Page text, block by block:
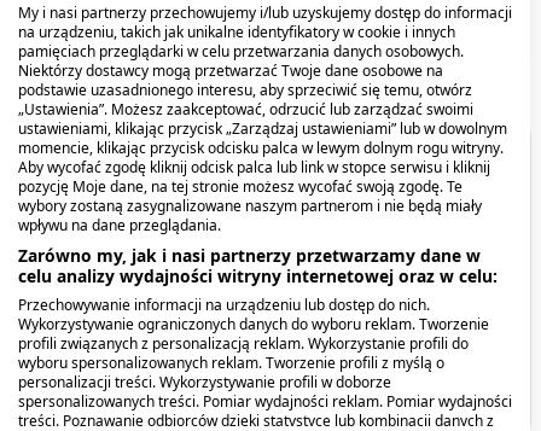
Vichy Liftactiv Supreme,
przeciwzmarszczkowy
Vichy Liftactiv Supreme
Serum 10-oczy i rzęsy,
Spis treści
Kiedy stosować produkt?
Dawkowanie
Co zawiera produkt?
Ostrzeżenia i środki ostrożności
My i nasi partnerzy przechowujemy i/lub uzyskujemy dostęp do informacji
na urządzeniu, takich jak unikalne identyfikatory w cookie i innych
pamięciach przeglądarki w celu przetwarzania danych osobowych.
Niektórzy dostawcy mogą przetwarzać Twoje dane osobowe na
podstawie uzasadnionego interesu, aby sprzeciwić się temu, otwórz
„Ustawienia”. Możesz zaakceptować, odrzucić lub zarządzać swoimi
ustawieniami, klikając przycisk „Zarządzaj ustawieniami” lub w dowolnym
momencie, klikając przycisk odcisku palca w lewym dolnym rogu witryny.
Aby wycofać zgodę kliknij odcisk palca lub link w stopce serwisu i kliknij
pozycję Moje dane, na tej stronie możesz wycofać swoją zgodę. Te
wybory zostaną zasygnalizowane naszym partnerom i nie będą miały
wpływu na dane przeglądania.
Zarówno my, jak i nasi partnerzy przetwarzamy dane w
celu analizy wydajności witryny internetowej oraz w celu:
Przechowywanie informacji na urządzeniu lub dostęp do nich.
Wykorzystywanie ograniczonych danych do wyboru reklam. Tworzenie
profili związanych z personalizacją reklam. Wykorzystanie profili do
wyboru spersonalizowanych reklam. Tworzenie profili z myślą o
personalizacji treści. Wykorzystywanie profili w doborze
spersonalizowanych treści. Pomiar wydajności reklam. Pomiar wydajności
treści. Poznawanie odbiorców dzięki statystyce lub kombinacji danych z